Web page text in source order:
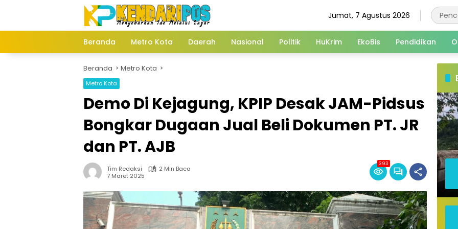
Jumat, 7 Agustus 2026
Beranda Metro Kota Daerah Nasional Politik HuKrim EkoBis Pendidikan
Beranda Metro Kota
Metro Kota
Demo Di Kejagung, KPIP Desak JAM-Pidsus
Bongkar Dugaan Jual Beli Dokumen PT. JR
dan PT. AJB
Tim Redaksi
2 Min Baca
7 Maret 2025
393